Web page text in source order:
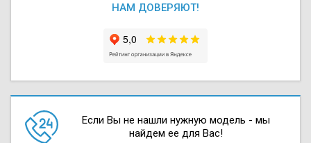
НАМ ДОВЕРЯЮТ!
Если Вы не нашли нужную модель - мы
найдем ее для Вас!